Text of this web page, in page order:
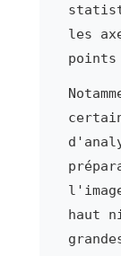
les
haut